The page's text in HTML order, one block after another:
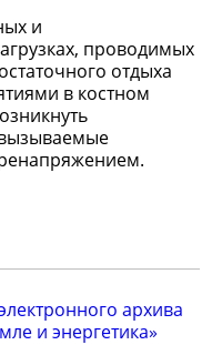
и
проводимых
отдыха
в костном
архива
и энергетика»